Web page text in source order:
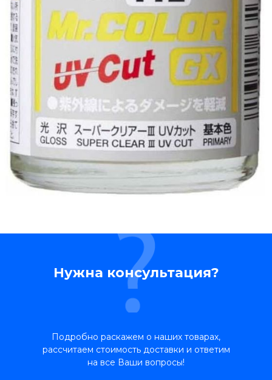
Нужна консультация?
Подробно раскажем о наших товарах,
рассчитаем стоимость доставки и ответим
на все Ваши вопросы!